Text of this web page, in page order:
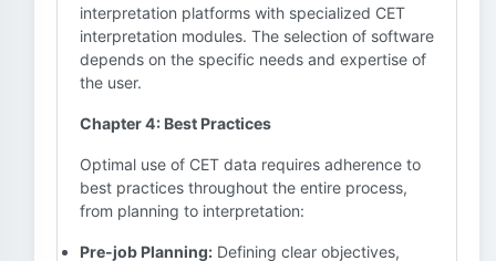
interpretation platforms with specialized CET
interpretation modules. The selection of software
depends on the specific needs and expertise of
the user.
Chapter 4: Best Practices
Optimal use of CET data requires adherence to
best practices throughout the entire process,
from planning to interpretation:
Pre-job Planning: Defining clear objectives,